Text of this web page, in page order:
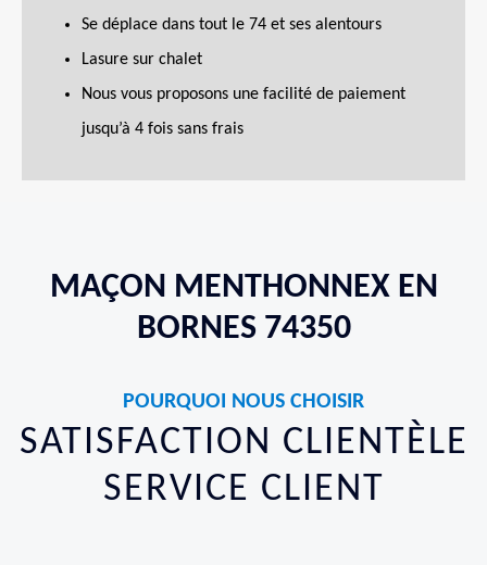
Se déplace dans tout le 74 et ses alentours
Lasure sur chalet
Nous vous proposons une facilité de paiement
jusqu’à 4 fois sans frais
MAÇON MENTHONNEX EN
BORNES 74350
POURQUOI NOUS CHOISIR
SATISFACTION CLIENTÈLE
SERVICE CLIENT